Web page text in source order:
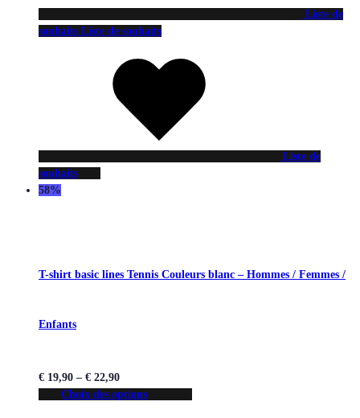
Liste de
souhaits Liste de souhaits
Liste de
souhaits
58%
T-shirt basic lines Tennis Couleurs blanc – Hommes / Femmes /
Enfants
€ 19,90 – € 22,90
Choix des options